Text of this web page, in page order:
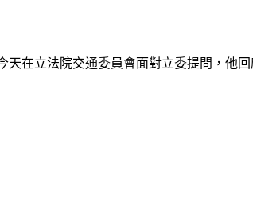
天在立法院交通委員會面對立委提問，他